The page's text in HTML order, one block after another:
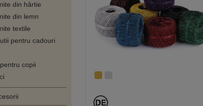
din hârtie
din lemn
textile
pentru cadouri
copii